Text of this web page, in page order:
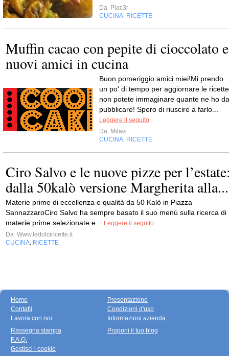
Da Piac3r
CUCINA RICETTE
Muffin cacao con pepite di cioccolato e
nuovi amici in cucina
Buon pomeriggio amici miei!Mi prendo
un po' di tempo per aggiornare le
non potete immaginare quante ne ho da
pubblicare! Spero di riuscire a farlo...
Leggere il seguito
Da Milavi
CUCINA RICETTE
Ciro Salvo e le nuove pizze per
dalla 50kalò versione Margherita alla...
Materie prime di eccellenza e qualità da 50 Kalò in Piazza
SannazzaroCiro Salvo ha sempre basato il suo menù sulla ricerca di
materie prime selezionate e...
Leggere il seguito
Da Www.ledolciricette.it
CUCINA RICETTE
Home
Contatti
Lavora con noi
Presentazione
Condizioni d'uso
Informazioni azienda
Rassegna stampa
F.A.Q.
Gestisci i cookie
Proponi il tuo blog